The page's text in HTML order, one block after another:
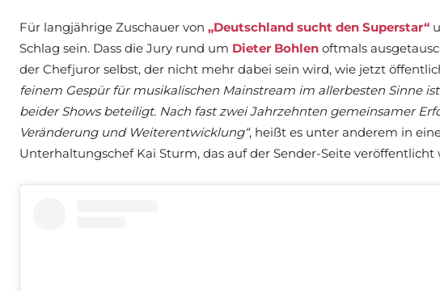
Für langjährige Zuschauer von „Deutschland sucht den Superstar“
Schlag sein. Dass die Jury rund um Dieter Bohlen oftmals
der Chefjuror selbst, der nicht mehr dabei sein wird, wie jetzt
feinem Gespür für musikalischen Mainstream im allerbesten Sinne
beider Shows beteiligt. Nach fast zwei Jahrzehnten gemeinsamer
Veränderung und Weiterentwicklung“, heißt es unter anderem in
Unterhaltungschef Kai Sturm, das auf der Sender-Seite veröffentlicht